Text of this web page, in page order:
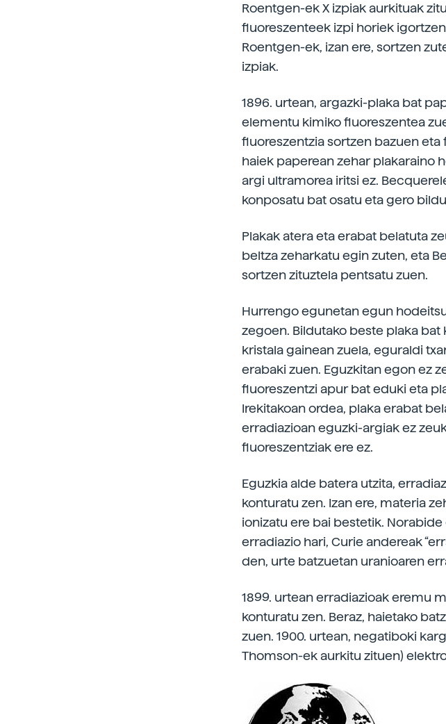
Roentgen-ek X izpiak aurkituak
fluoreszenteek izpi horiek
Roentgen-ek, izan ere, sortzen
izpiak.
1896. urtean, argazki-plaka bat
elementu kimiko fluoreszentea
fluoreszentzia sortzen bazuen eta
haiek paperean zehar plakaraino
argi ultramorea iritsi ez.
konposatu bat osatu eta gero
Plakak atera eta erabat belatuta
beltza zeharkatu egin zuten, eta
sortzen zituztela pentsatu zuen.
Hurrengo egunetan egun
zegoen. Bildutako beste plaka
kristala gainean zuela, eguraldi
erabaki zuen. Eguzkitan egon ez
fluoreszentzi apur bat eduki eta
Irekitakoan ordea, plaka erabat
erradiazioan eguzki-argiak ez
fluoreszentziak ere ez.
Eguzkia alde batera utzita,
konturatu zen. Izan ere, materia
ionizatu ere bai bestetik.
erradiazio hari, Curie andereak
den, urte batzuetan uranioaren
1899. urtean erradiazioak eremu
konturatu zen. Beraz, haietako
zuen. 1900. urtean, negatiboki
Thomson-ek aurkitu zituen)